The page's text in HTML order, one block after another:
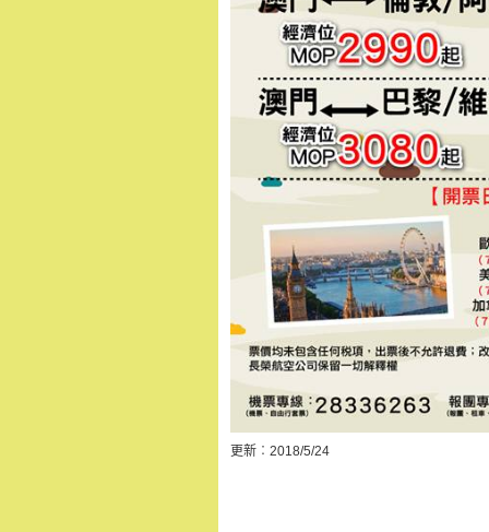
更新︰2018/5/24